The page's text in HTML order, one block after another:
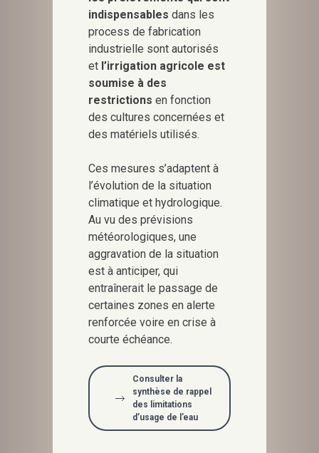
indispensables dans les
process de fabrication
industrielle sont autorisés
et l’irrigation agricole est
soumise à des
restrictions en fonction
des cultures concernées et
des matériels utilisés.
Ces mesures s’adaptent à
l’évolution de la situation
climatique et hydrologique.
Au vu des prévisions
météorologiques, une
aggravation de la situation
est à anticiper, qui
entraînerait le passage de
certaines zones en alerte
renforcée voire en crise à
courte échéance.
Consulter la
synthèse de rappel
des limitations
d’usage de l’eau